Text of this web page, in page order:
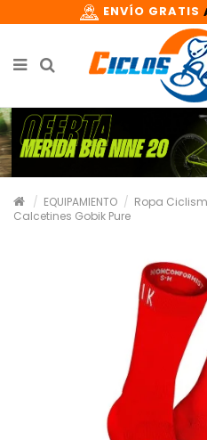
ENVÍO GRATIS
EQUIPAMIENTO Ropa
Calcetines Gobik Pure